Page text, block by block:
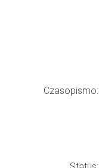
Czasopismo: